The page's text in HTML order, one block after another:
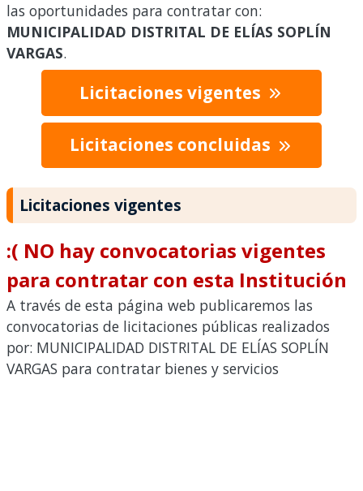
las oportunidades para contratar con:
MUNICIPALIDAD DISTRITAL DE ELÍAS SOPLÍN
VARGAS.
Licitaciones vigentes
Licitaciones concluidas
Licitaciones vigentes
:( NO hay convocatorias vigentes
para contratar con esta Institución
A través de esta página web publicaremos las
convocatorias de licitaciones públicas realizados
por: MUNICIPALIDAD DISTRITAL DE ELÍAS SOPLÍN
VARGAS para contratar bienes y servicios